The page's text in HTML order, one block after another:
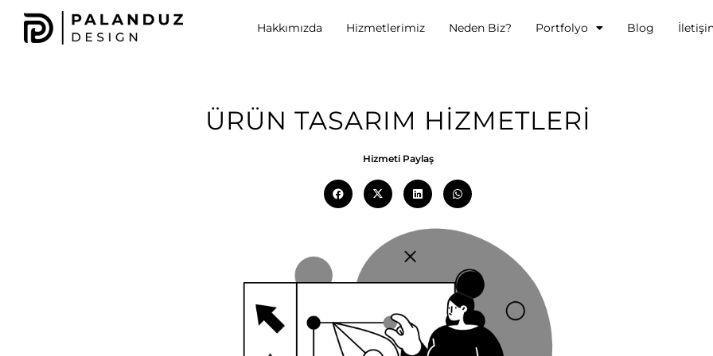
Hakkımızda Hizmetlerimiz Neden Biz? Portfolyo Blog
ÜRÜN TASARIM HIZMETLERI
Hizmeti Paylaş